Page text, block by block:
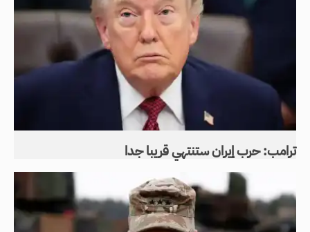
ترامب: حرب إيران ستنتهي قريبا جدا